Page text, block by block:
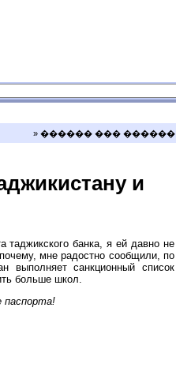
» ������ ��� ������
и
таджикского банка, я ей давно не
мне радостно сообщили, по
выполняет санкционный список
больше школ.
паспорта!